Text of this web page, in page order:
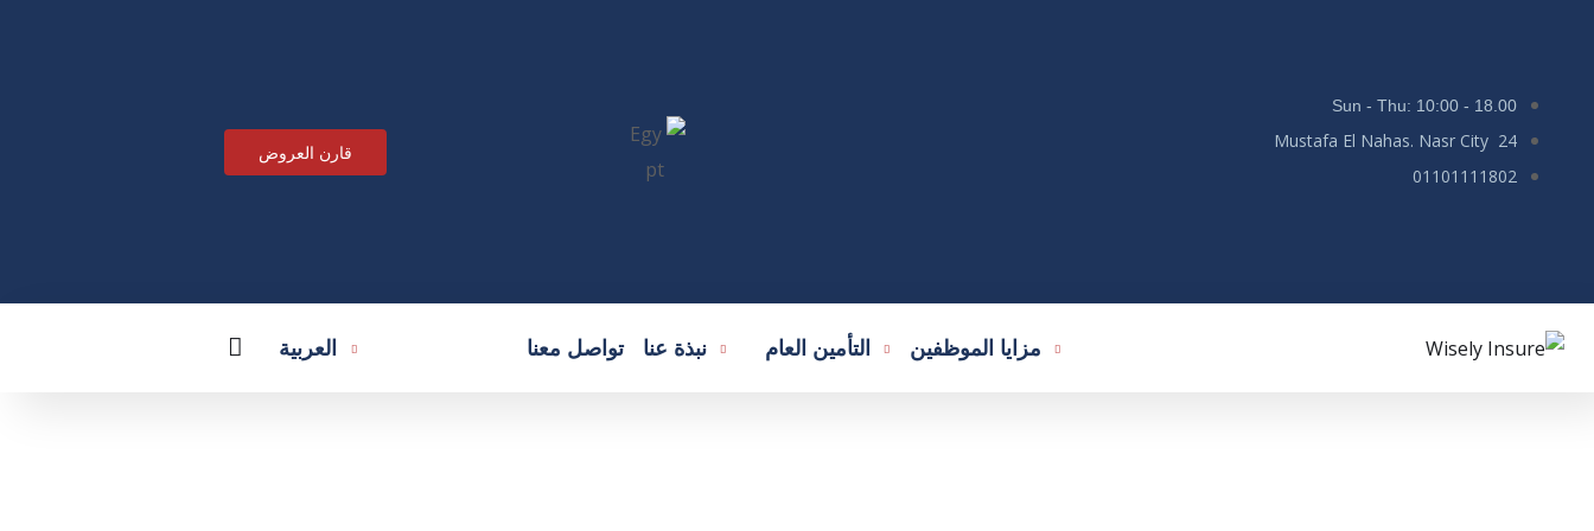
Sun - Thu: 10:00 - 18.00
24 Mustafa El Nahas. Nasr City
01101111802
قارن العروض
مزايا الموظفين التأمين العام نبذة عنا تواصل معنا العربية